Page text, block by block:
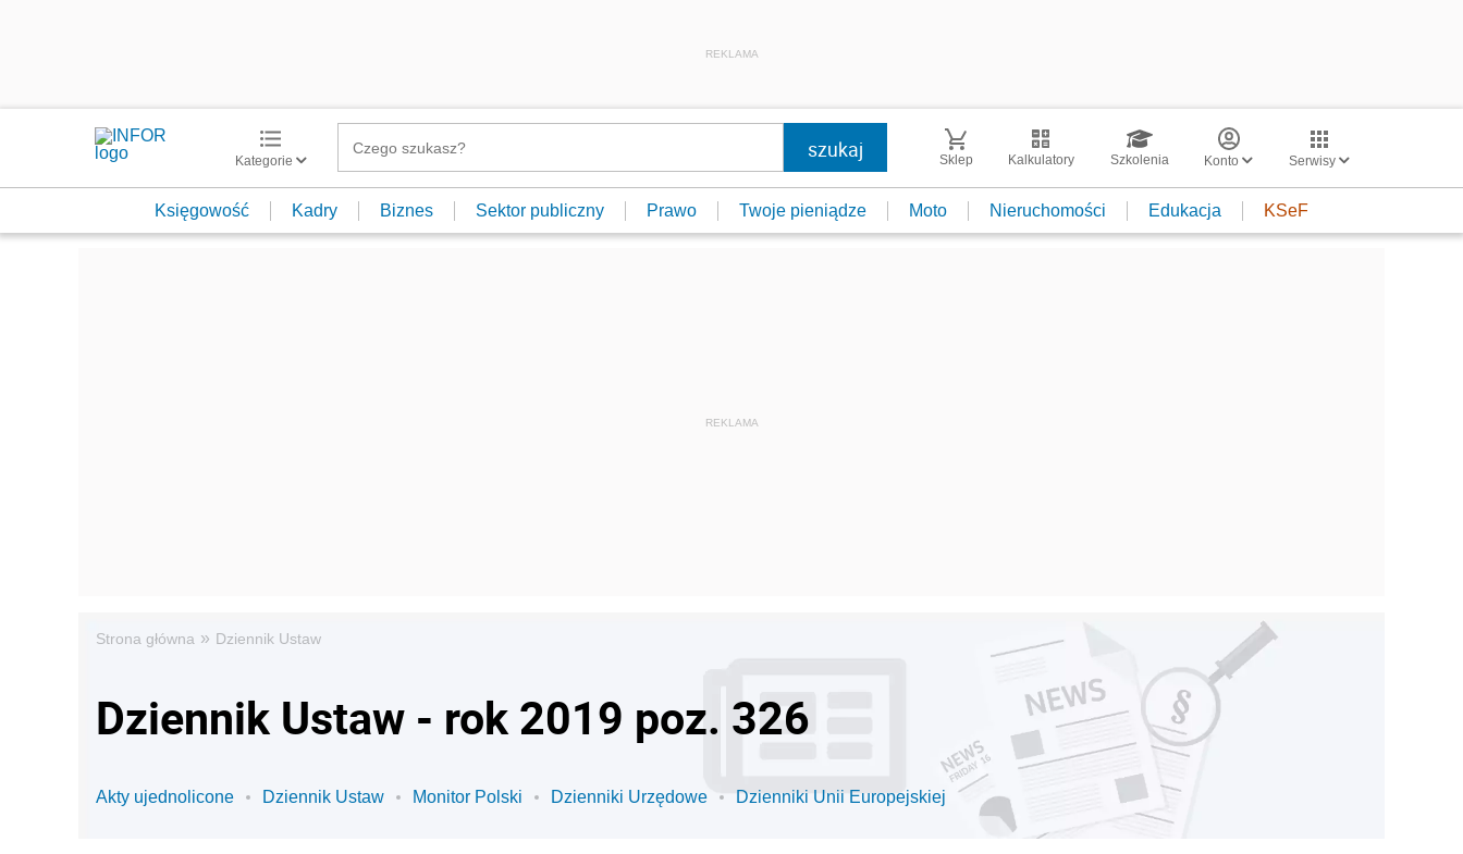
REKLAMA
Kategorie Sklep Kalkulatory Szkolenia Konto Serwisy
Księgowość Kadry Biznes Sektor publiczny Prawo Twoje pieniądze Moto Nieruchomości Edukacja KSeF
Strona główna » Dziennik Ustaw
Dziennik Ustaw - rok 2019 poz. 326
Akty ujednolicone Dziennik Ustaw Monitor Polski Dzienniki Urzędowe Dzienniki Unii Europejskiej